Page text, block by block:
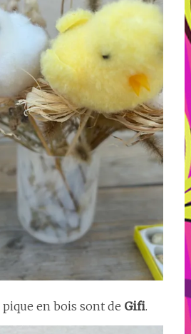
en bois sont de Gifi.